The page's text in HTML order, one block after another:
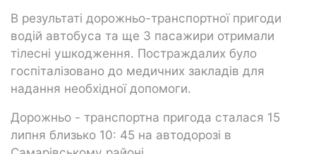
В результаті дорожньо-транспортної пригоди
водій автобуса та ще 3 пасажири отримали
тілесні ушкодження. Постраждалих було
госпіталізовано до медичних закладів для
надання необхідної допомоги.
Дорожньо - транспортна пригода сталася 15
липня близько 10: 45 на автодорозі в